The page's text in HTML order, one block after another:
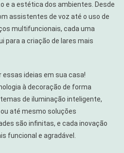
e a estética dos ambientes. Desde
assistentes de voz até o uso de
multifuncionais, cada uma
para a criação de lares mais
essas ideias em sua casa!
à decoração de forma
de iluminação inteligente,
até mesmo soluções
são infinitas, e cada inovação
funcional e agradável.